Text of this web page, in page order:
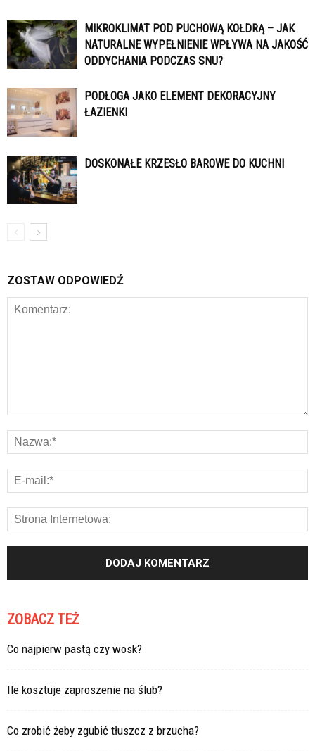
MIKROKLIMAT POD PUCHOWĄ KOŁDRĄ – JAK
NATURALNE WYPEŁNIENIE WPŁYWA NA JAKOŚĆ
ODDYCHANIA PODCZAS SNU?
PODŁOGA JAKO ELEMENT DEKORACYJNY
ŁAZIENKI
DOSKONAŁE KRZESŁO BAROWE DO KUCHNI
ZOSTAW ODPOWIEDŹ
ZOBACZ TEŻ
Co najpierw pastą czy wosk?
Ile kosztuje zaproszenie na ślub?
Co zrobić żeby zgubić tłuszcz z brzucha?